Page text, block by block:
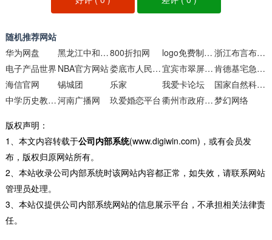
随机推荐网站
华为网盘
黑龙江中和堂易经研究院800折扣网 logo免费制作在线生成器
浙江布言布语纺织科技
电子产品世界 NBA官方网站 娄底市人民政府门户网 宜宾市翠屏山景区管理中心
肯德基宅急送官方网站
海信官网
锡城团 乐家 我爱卡论坛
国家自然科学基金委员会
中学历史教学园地河南广播网 玖爱婚恋平台 衢州市政府门户网站梦幻网络
版权声明：
1、本文内容转载于公司内部系统(www.digiwin.com)，或有会员发
布，版权归原网站所有。
2、本站收录公司内部系统时该网站内容都正常，如失效，请联系网站
管理员处理。
3、本站仅提供公司内部系统网站的信息展示平台，不承担相关法律责
任。